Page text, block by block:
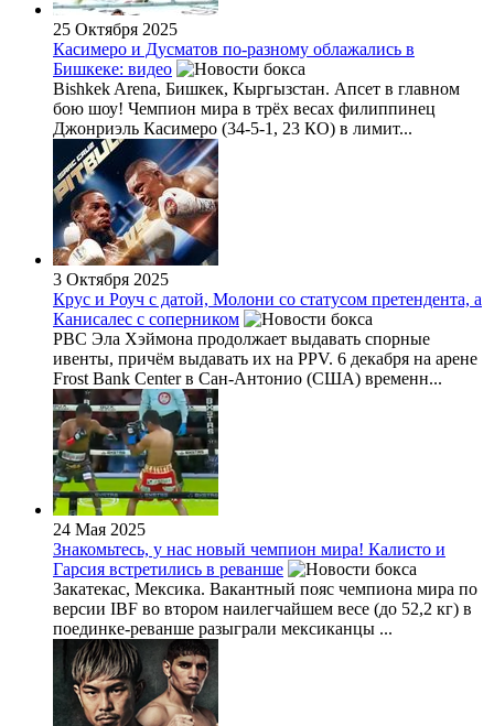
25 Октября 2025
Касимеро и Дусматов по-разному облажались в
Бишкеке: видео
Bishkek Arena, Бишкек, Кыргызстан. Апсет в главном
бою шоу! Чемпион мира в трёх весах филиппинец
Джонриэль Касимеро (34-5-1, 23 КО) в лимит...
3 Октября 2025
Крус и Роуч с датой, Молони со статусом претендента, а
Канисалес с соперником
РВС Эла Хэймона продолжает выдавать спорные
ивенты, причём выдавать их на PPV. 6 декабря на арене
Frost Bank Center в Сан-Антонио (США) временн...
24 Мая 2025
Знакомьтесь, у нас новый чемпион мира! Калисто и
Гарсия встретились в реванше
Закатекас, Мексика. Вакантный пояс чемпиона мира по
версии IBF во втором наилегчайшем весе (до 52,2 кг) в
поединке-реванше разыграли мексиканцы ...